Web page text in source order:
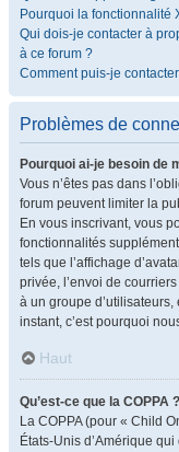
Pourquoi la fonctionnalité
Qui dois-je contacter à
à ce forum ?
Comment puis-je
Problèmes de
Pourquoi ai-je besoin de
Vous n’êtes pas dans
forum peuvent limiter la
En vous inscrivant, vous
fonctionnalités
tels que l’affichage
privée, l’envoi de
à un groupe d’utilisateurs,
instant, c’est pourquoi
Haut
Qu’est-ce que la COPPA ?
La COPPA (pour « Child
États-Unis d’Amérique